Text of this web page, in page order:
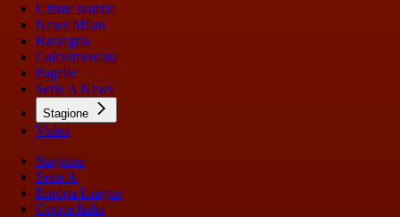
Ultime notizie
News Milan
Rassegna
Calciomercato
Pagelle
Serie A News
Stagione
Video
Stagione
Serie A
Europa League
Coppa Italia